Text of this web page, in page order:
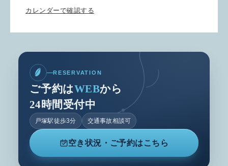
カレンダーで確認する
RESERVATION
ご予約はWEBから
24時間受付中
戸塚駅徒歩3分 交通事故相談可
空き状況・ご予約はこちら